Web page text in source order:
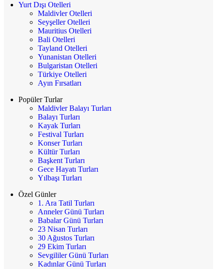
Yurt Dışı Otelleri
Maldivler Otelleri
Seyşeller Otelleri
Mauritius Otelleri
Bali Otelleri
Tayland Otelleri
Yunanistan Otelleri
Bulgaristan Otelleri
Türkiye Otelleri
Ayın Fırsatları
Popüler Turlar
Maldivler Balayı Turları
Balayı Turları
Kayak Turları
Festival Turları
Konser Turları
Kültür Turları
Başkent Turları
Gece Hayatı Turları
Yılbaşı Turları
Özel Günler
1. Ara Tatil Turları
Anneler Günü Turları
Babalar Günü Turları
23 Nisan Turları
30 Ağustos Turları
29 Ekim Turları
Sevgililer Günü Turları
Kadınlar Günü Turları